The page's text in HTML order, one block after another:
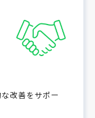
改善をサポー